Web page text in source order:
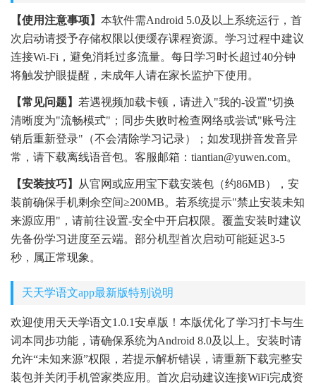
【使用注意事项】 本软件需Android 5.0及以上系统运行，首
次启动请授予存储权限以便缓存课程资源。学习过程中建议
连接Wi-Fi，避免消耗过多流量。每日学习时长超过40分钟
将触发护眼提醒，未成年人请在家长监护下使用。
【常见问题】 若遇视频加载卡顿，请进入"我的-设置"切换
清晰度为"流畅模式"；同步失败时检查网络或尝试"账号注
销后重新登录"（不会清除学习记录）；如发现拼音发音异
常，请下载离线语音包。客服邮箱：tiantian@yuwen.com。
【安装技巧】
从官网或应用宝下载安装包（约86MB），安
装前确保手机剩余空间≥200MB。若系统提示"禁止安装未知
来源应用"，请前往设置-安全中开启权限。覆盖安装时建议
先备份学习进度至云端。部分机型首次启动可能延迟3-5
秒，属正常现象。
天天学语文app最新版特别说明
欢迎使用天天学语文1.0.1安卓版！本版优化了学习打卡与生
词本同步功能，请确保系统为Android 8.0及以上。安装时请
允许“未知来源”权限，若提示解析错误，请重新下载完整安
装包并关闭手机管家类应用。首次启动建议连接WiFi完成资